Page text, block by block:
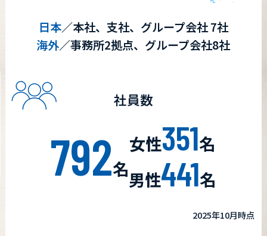
日本／本社、支社、グループ会社 7社
海外／事務所2拠点、グループ会社8社
社員数
792名
女性351名
男性441名
2025年10月時点